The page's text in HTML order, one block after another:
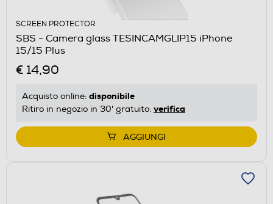
SCREEN PROTECTOR
SBS - Camera glass TESINCAMGLIP15 iPhone
15/15 Plus
€ 14,90
Acquisto online: disponibile
Ritiro in negozio in 30' gratuito: verifica
AGGIUNGI